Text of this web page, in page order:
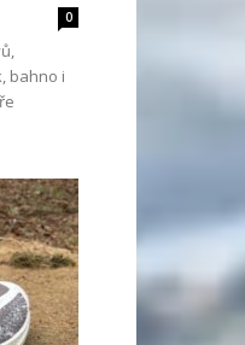
0
bahno i